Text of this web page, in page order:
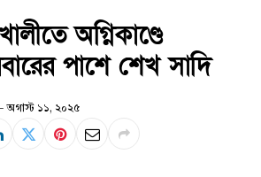
অগ্নিকাণ্ডে
পাশে শেখ সাদি
অগাস্ট ১১, ২০২৫